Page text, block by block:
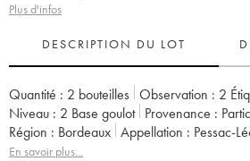
Plus d'infos
DESCRIPTION DU LOT
Quantité : 2 bouteilles Observation : 2
Niveau : 2 Base goulot Provenance :
Région :
Bordeaux Appellation : Pessac-
Classement :
En savoir plus...